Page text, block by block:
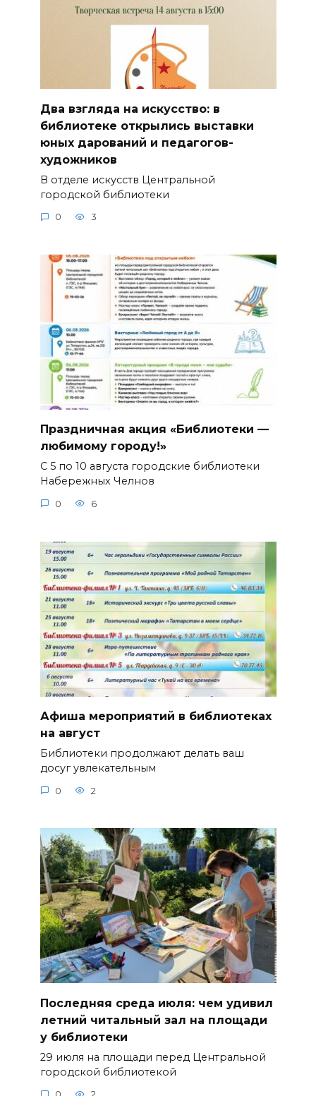
Два взгляда на искусство: в
библиотеке открылись выставки
юных дарований и педагогов-
художников
В отделе искусств Центральной
городской библиотеки
0 3
Праздничная акция «Библиотеки —
любимому городу!»
С 5 по 10 августа городские библиотеки
Набережных Челнов
0 6
Афиша мероприятий в библиотеках
на август
Библиотеки продолжают делать ваш
досуг увлекательным
0 2
Последняя среда июля: чем удивил
летний читальный зал на площади
у библиотеки
29 июля на площади перед Центральной
городской библиотекой